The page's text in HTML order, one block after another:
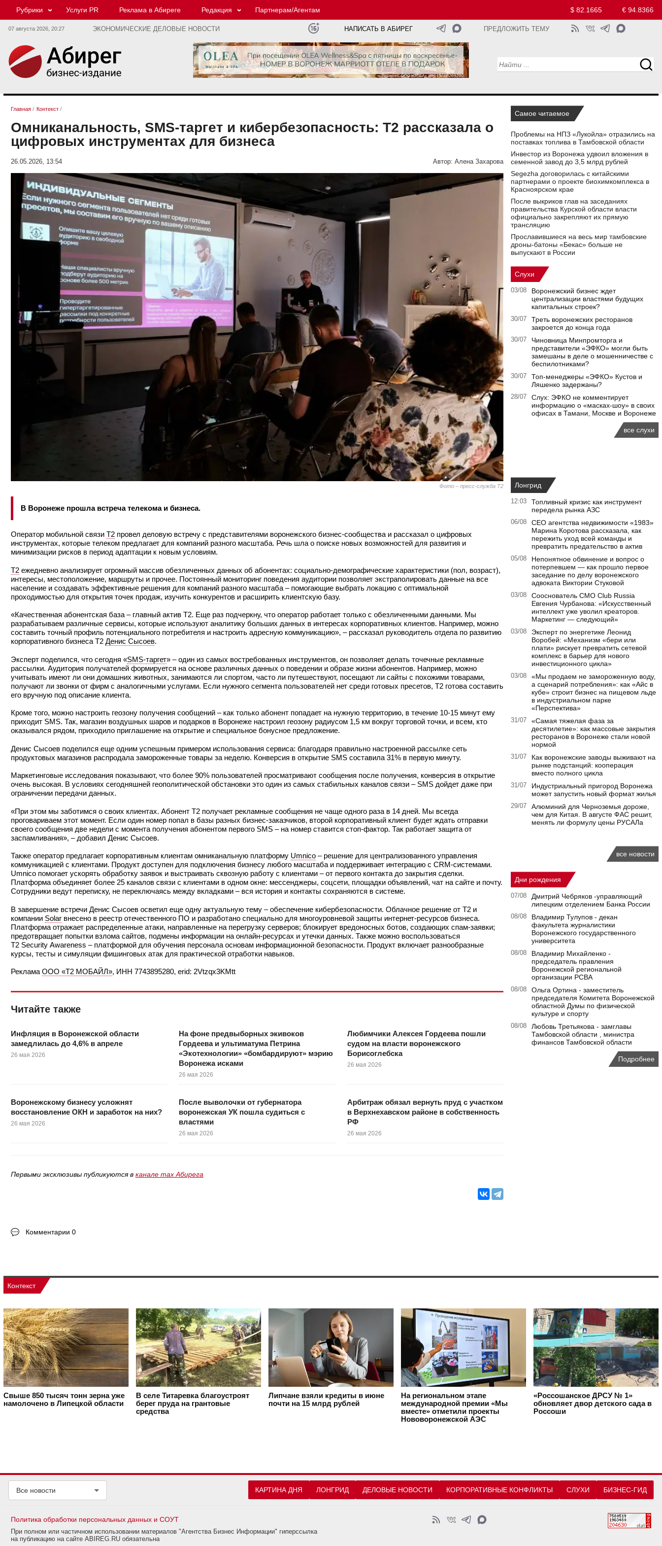
Рубрики Услуги PR Реклама в Абиреге Редакция Партнерам/Агентам $ 82.1665 € 94.8366
07 августа 2026, 20:27 ЭКОНОМИЧЕСКИЕ ДЕЛОВЫЕ НОВОСТИ НАПИСАТЬ В АБИРЕГ ПРЕДЛОЖИТЬ ТЕМУ
Главная / Контекст /
Омниканальность, SMS-таргет и кибербезопасность: Т2 рассказала о
цифровых инструментах для бизнеса
26.05.2026, 13:54 Автор: Алена Захарова
Фото – пресс-служба Т2
В Воронеже прошла встреча телекома и бизнеса.
Оператор мобильной связи Т2 провел деловую встречу с представителями воронежского бизнес-сообщества и рассказал о цифровых
инструментах, которые телеком предлагает для компаний разного масштаба. Речь шла о поиске новых возможностей для развития и
минимизации рисков в период адаптации к новым условиям.
T2 ежедневно анализирует огромный массив обезличенных данных об абонентах: социально-демографические характеристики (пол, возраст),
интересы, местоположение, маршруты и прочее. Постоянный мониторинг поведения аудитории позволяет экстраполировать данные на все
население и создавать эффективные решения для компаний разного масштаба – помогающие выбрать локацию с оптимальной
проходимостью для открытия точек продаж, изучить конкурентов и расширить клиентскую базу.
«Качественная абонентская база – главный актив T2. Еще раз подчеркну, что оператор работает только с обезличенными данными. Мы
разрабатываем различные сервисы, которые используют аналитику больших данных в интересах корпоративных клиентов. Например, можно
составить точный профиль потенциального потребителя и настроить адресную коммуникацию», – рассказал руководитель отдела по развитию
корпоративного бизнеса Т2 Денис Сысоев.
Эксперт поделился, что сегодня «SMS-таргет» – один из самых востребованных инструментов, он позволяет делать точечные рекламные
рассылки. Аудитория получателей формируется на основе различных данных о поведении и образе жизни абонентов. Например, можно
учитывать имеют ли они домашних животных, занимаются ли спортом, часто ли путешествуют, посещают ли сайты с похожими товарами,
получают ли звонки от фирм с аналогичными услугами. Если нужного сегмента пользователей нет среди готовых пресетов, Т2 готова составить
его вручную под описание клиента.
Кроме того, можно настроить геозону получения сообщений – как только абонент попадает на нужную территорию, в течение 10-15 минут ему
приходит SMS. Так, магазин воздушных шаров и подарков в Воронеже настроил геозону радиусом 1,5 км вокруг торговой точки, и всем, кто
оказывался рядом, приходило приглашение на открытие и специальное бонусное предложение.
Денис Сысоев поделился еще одним успешным примером использования сервиса: благодаря правильно настроенной рассылке сеть
продуктовых магазинов распродала замороженные товары за неделю. Конверсия в открытие SMS составила 31% в первую минуту.
Маркетинговые исследования показывают, что более 90% пользователей просматривают сообщения после получения, конверсия в открытие
очень высокая. В условиях сегодняшней геополитической обстановки это один из самых стабильных каналов связи – SMS дойдет даже при
ограничении передачи данных.
«При этом мы заботимся о своих клиентах. Абонент T2 получает рекламные сообщения не чаще одного раза в 14 дней. Мы всегда
проговариваем этот момент. Если один номер попал в базы разных бизнес-заказчиков, второй корпоративный клиент будет ждать отправки
своего сообщения две недели с момента получения абонентом первого SMS – на номер ставится стоп-фактор. Так работает защита от
заспамливания», – добавил Денис Сысоев.
Также оператор предлагает корпоративным клиентам омниканальную платформу Umnico – решение для централизованного управления
коммуникацией с клиентами. Продукт доступен для подключения бизнесу любого масштаба и поддерживает интеграцию с CRM-системами.
Umnico помогает ускорять обработку заявок и выстраивать сквозную работу с клиентами – от первого контакта до закрытия сделки.
Платформа объединяет более 25 каналов связи с клиентами в одном окне: мессенджеры, соцсети, площадки объявлений, чат на сайте и почту.
Сотрудники ведут переписку, не переключаясь между вкладками – вся история и контакты сохраняются в системе.
В завершение встречи Денис Сысоев осветил еще одну актуальную тему – обеспечение кибербезопасности. Облачное решение от T2 и
компании Solar внесено в реестр отечественного ПО и разработано специально для многоуровневой защиты интернет-ресурсов бизнеса.
Платформа отражает распределенные атаки, направленные на перегрузку серверов; блокирует вредоносных ботов, создающих спам-заявки;
предотвращает попытки взлома сайтов, подмены информации на онлайн-ресурсах и утечки данных. Также можно воспользоваться
T2 Security Awareness – платформой для обучения персонала основам информационной безопасности. Продукт включает разнообразные
курсы, тесты и симуляции фишинговых атак для практической отработки навыков.
Реклама ООО «Т2 МОБАЙЛ», ИНН 7743895280, erid: 2Vtzqx3KMtt
Читайте также
Инфляция в Воронежской области
замедлилась до 4,6% в апреле
26 мая 2026
На фоне предвыборных экивоков
Гордеева и ультиматума Петрина
«Экотехнологии» «бомбардируют» мэрию
Воронежа исками
26 мая 2026
Любимчики Алексея Гордеева пошли
судом на власти воронежского
Борисоглебска
26 мая 2026
Воронежскому бизнесу усложнят
восстановление ОКН и заработок на них?
26 мая 2026
После выволочки от губернатора
воронежская УК пошла судиться с
властями
26 мая 2026
Арбитраж обязал вернуть пруд с участком
в Верхнехавском районе в собственность
РФ
26 мая 2026
Первыми эксклюзивы публикуются в канале max Абирега
Комментарии 0
Самое читаемое
Проблемы на НПЗ «Лукойла» отразились на
поставках топлива в Тамбовской области
Инвестор из Воронежа удвоил вложения в
семенной завод до 3,5 млрд рублей
Segezha договорилась с китайскими
партнерами о проекте биохимкомплекса в
Красноярском крае
После выкриков глав на заседаниях
правительства Курской области власти
официально закрепляют их прямую
трансляцию
Прославившиеся на весь мир тамбовские
дроны-батоны «Бекас» больше не
выпускают в России
Слухи
03/08
Воронежский бизнес ждет
централизации властями будущих
капитальных строек?
30/07
Треть воронежских ресторанов
закроется до конца года
30/07
Чиновница Минпромторга и
представители «ЭФКО» могли быть
замешаны в деле о мошенничестве с
беспилотниками?
30/07
Топ-менеджеры «ЭФКО» Кустов и
Ляшенко задержаны?
28/07
Слух: ЭФКО не комментирует
информацию о «масках-шоу» в своих
офисах в Тамани, Москве и Воронеже
все слухи
Лонгрид
12:03
Топливный кризис как инструмент
передела рынка АЗС
06/08
CEO агентства недвижимости «1983»
Марина Коротова рассказала, как
пережить уход всей команды и
превратить предательство в актив
05/08
Непонятное обвинение и вопрос о
потерпевшем — как прошло первое
заседание по делу воронежского
адвоката Виктории Стуковой
03/08
Сооснователь CMO Club Russia
Евгения Чурбанова: «Искусственный
интеллект уже уволил креаторов.
Маркетинг — следующий»
03/08
Эксперт по энергетике Леонид
Воробей: «Механизм «бери или
плати» рискует превратить сетевой
комплекс в барьер для нового
инвестиционного цикла»
03/08
«Мы продаем не замороженную воду,
а сценарий потребления»: как «Айс в
кубе» строит бизнес на пищевом льде
в индустриальном парке
«Перспектива»
31/07
«Самая тяжелая фаза за
десятилетие»: как массовые закрытия
ресторанов в Воронеже стали новой
нормой
31/07
Как воронежские заводы выживают на
рынке подстанций: кооперация
вместо полного цикла
31/07
Индустриальный пригород Воронежа
может запустить новый формат жилья
29/07
Алюминий для Черноземья дороже,
чем для Китая. В августе ФАС решит,
менять ли формулу цены РУСАЛа
все новости
Дни рождения
07/08
Дмитрий Чебряков -управляющий
липецким отделением Банка России
08/08
Владимир Тулупов - декан
факультета журналистики
Воронежского государственного
университета
08/08
Владимир Михайленко -
председатель правления
Воронежской региональной
организации РСВА
08/08
Ольга Ортина - заместитель
председателя Комитета Воронежской
областной Думы по физической
культуре и спорту
08/08
Любовь Третьякова - замглавы
Тамбовской области , министра
финансов Тамбовской области
Подробнее
Контекст
Свыше 850 тысяч тонн зерна уже
намолочено в Липецкой области
В селе Титаревка благоустроят
берег пруда на грантовые
средства
Липчане взяли кредиты в июне
почти на 15 млрд рублей
На региональном этапе
международной премии «Мы
вместе» отметили проекты
Нововоронежской АЭС
«Россошанское ДРСУ № 1»
обновляет двор детского сада в
Россоши
Все новости КАРТИНА ДНЯ ЛОНГРИД ДЕЛОВЫЕ НОВОСТИ КОРПОРАТИВНЫЕ КОНФЛИКТЫ СЛУХИ БИЗНЕС-ГИД
Политика обработки персональных данных и СОУТ
При полном или частичном использовании материалов "Агентства Бизнес Информации" гиперссылка
на публикацию на сайте ABIREG.RU обязательна